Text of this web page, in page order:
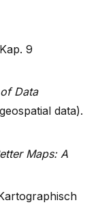
9
Data
data).
Maps: A